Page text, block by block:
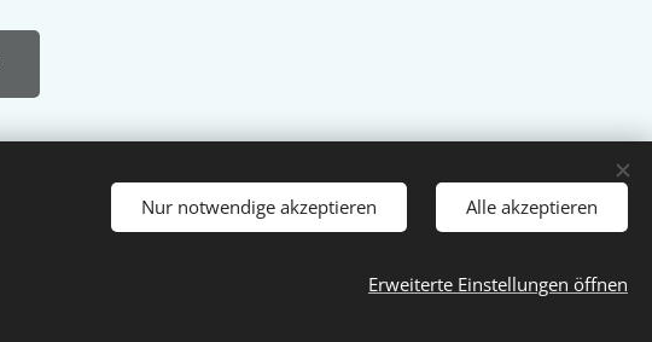
Deutsch English
Nur notwendige akzeptieren Alle akzeptieren
Erweiterte Einstellungen öffnen